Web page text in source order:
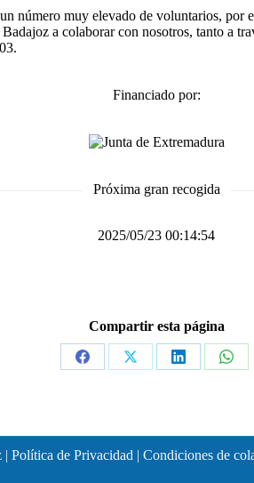
número muy elevado de voluntarios, por
a colaborar con nosotros, tanto a
Financiado por:
Próxima gran recogida
2025/05/23 00:14:54
Compartir esta página
Share
Share
Share
Share
| Política de Privacidad | Condiciones de